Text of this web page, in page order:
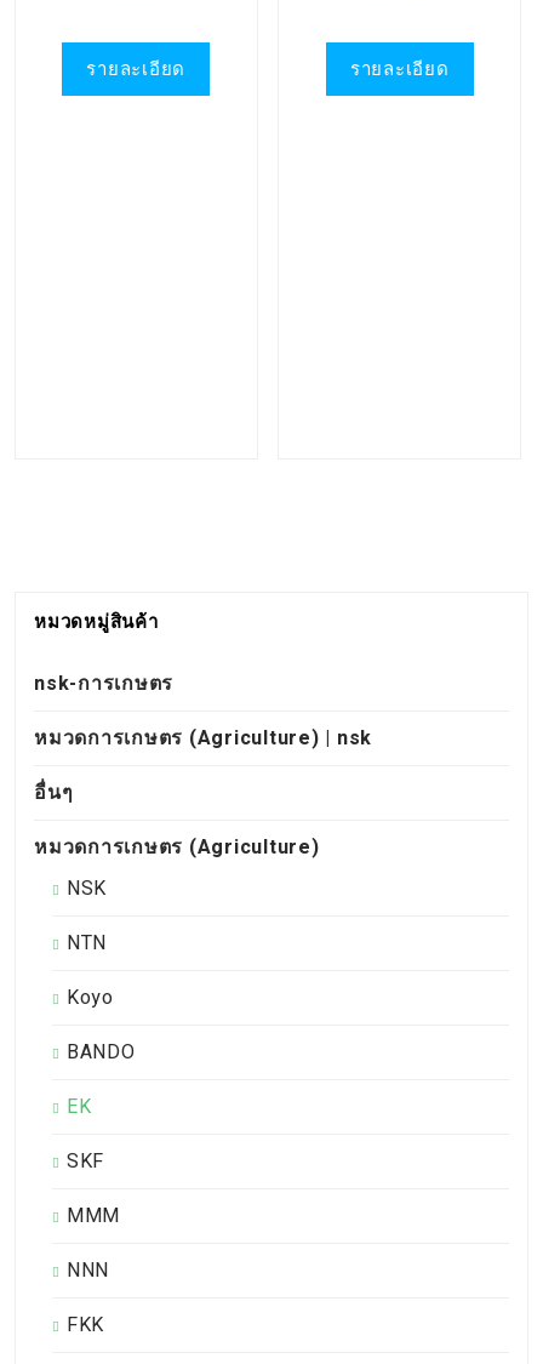
รายละเอียด รายละเอียด
หมวดหมู่สินค้า
nsk-การเกษตร
หมวดการเกษตร (Agriculture) | nsk
อื่นๆ
หมวดการเกษตร (Agriculture)
NSK
NTN
Koyo
BANDO
EK
SKF
MMM
NNN
FKK